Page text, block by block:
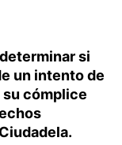
si
un intento de
su cómplice